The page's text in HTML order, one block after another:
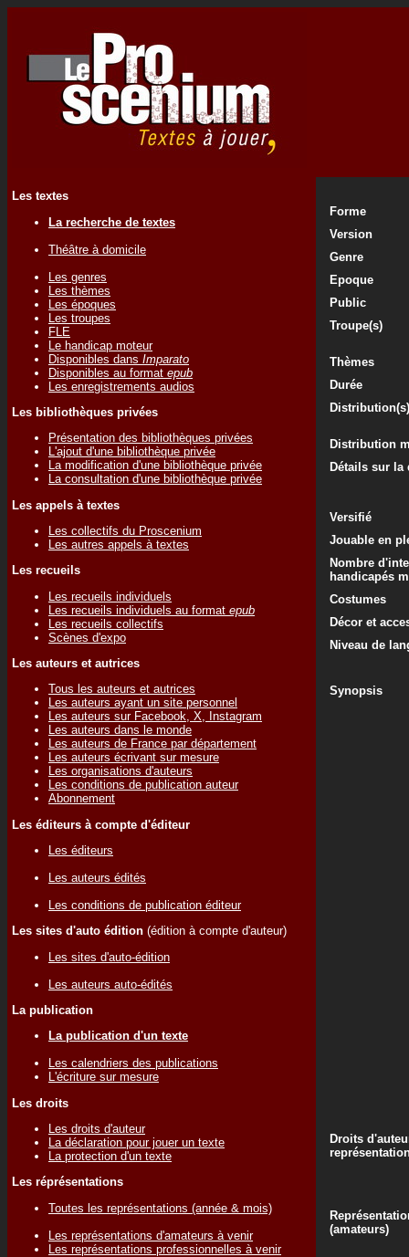
Les textes
La recherche de textes
Théâtre à domicile
Les genres
Les thèmes
Les époques
Les troupes
FLE
Le handicap moteur
Disponibles dans Imparato
Disponibles au format epub
Les enregistrements audios
Les bibliothèques privées
Présentation des bibliothèques privées
L'ajout d'une bibliothèque privée
La modification d'une bibliothèque privée
La consultation d'une bibliothèque privée
Les appels à textes
Les collectifs du Proscenium
Les autres appels à textes
Les recueils
Les recueils individuels
Les recueils individuels au format epub
Les recueils collectifs
Scènes d'expo
Les auteurs et autrices
Tous les auteurs et autrices
Les auteurs ayant un site personnel
Les auteurs sur Facebook, X, Instagram
Les auteurs dans le monde
Les auteurs de France par département
Les auteurs écrivant sur mesure
Les organisations d'auteurs
Les conditions de publication auteur
Abonnement
Les éditeurs à compte d'éditeur
Les éditeurs
Les auteurs édités
Les conditions de publication éditeur
Les sites d'auto édition (édition à compte d'auteur)
Les sites d'auto-édition
Les auteurs auto-édités
La publication
La publication d'un texte
Les calendriers des publications
L'écriture sur mesure
Les droits
Les droits d'auteur
La déclaration pour jouer un texte
La protection d'un texte
Les réprésentations
Toutes les représentations (année & mois)
Les représentations d'amateurs à venir
Les représentations professionnelles à venir
Forme
Version
Genre
Epoque
Public
Troupe(s)
Thèmes
Durée
Distribution(s)
Distribution
Détails sur
Versifié
Jouable en
Nombre
handicapés
Costumes
Décor et
Niveau de
Synopsis
Droits
(amateurs)